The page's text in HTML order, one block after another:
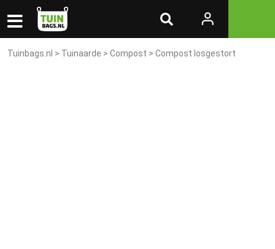
Tuinbags.nl > Tuinaarde > Compost > Compost losgestort